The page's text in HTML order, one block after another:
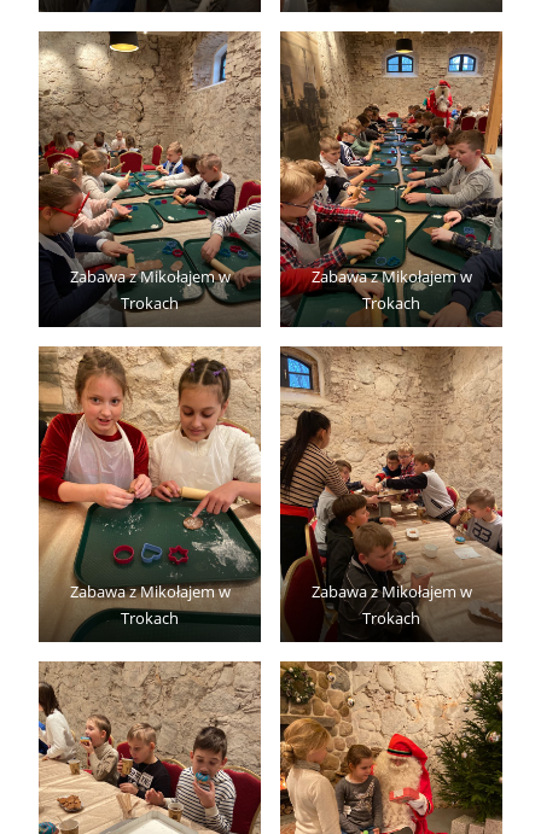
Zabawa z Mikołajem w
Trokach
Zabawa z Mikołajem w
Trokach
Zabawa z Mikołajem w
Trokach
Zabawa z Mikołajem w
Trokach